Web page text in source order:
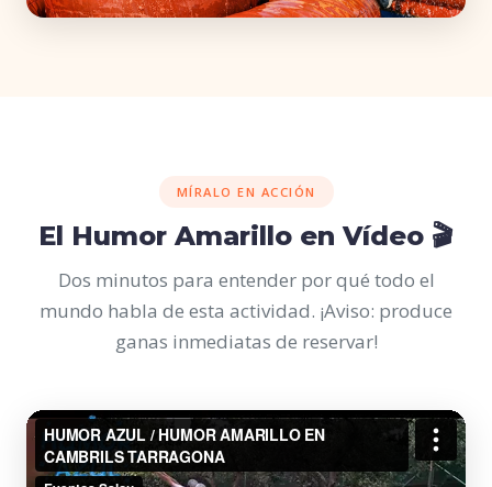
MÍRALO EN ACCIÓN
El Humor Amarillo en Vídeo 🎬
Dos minutos para entender por qué todo el
mundo habla de esta actividad. ¡Aviso: produce
ganas inmediatas de reservar!